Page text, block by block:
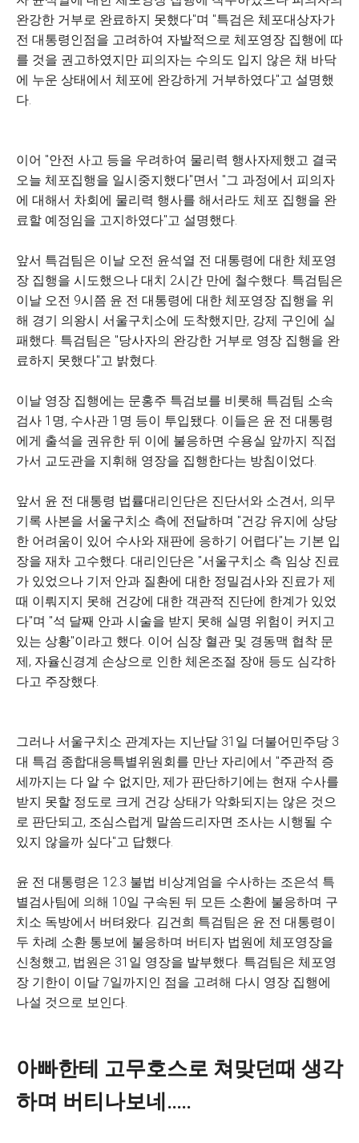
완강한 거부로 완료하지 못했다"며 "특검은 체포대상자가
전 대통령인점을 고려하여 자발적으로 체포영장 집행에 따
를 것을 권고하였지만 피의자는 수의도 입지 않은 채 바닥
에 누운 상태에서 체포에 완강하게 거부하였다"고 설명했
다.
이어 "안전 사고 등을 우려하여 물리력 행사자제했고 결국
오늘 체포집행을 일시중지했다"면서 "그 과정에서 피의자
에 대해서 차회에 물리력 행사를 해서라도 체포 집행을 완
료할 예정임을 고지하였다"고 설명했다.
앞서 특검팀은 이날 오전 윤석열 전 대통령에 대한 체포영
장 집행을 시도했으나 대치 2시간 만에 철수했다. 특검팀은
이날 오전 9시쯤 윤 전 대통령에 대한 체포영장 집행을 위
해 경기 의왕시 서울구치소에 도착했지만, 강제 구인에 실
패했다. 특검팀은 "당사자의 완강한 거부로 영장 집행을 완
료하지 못했다"고 밝혔다.
이날 영장 집행에는 문홍주 특검보를 비롯해 특검팀 소속
검사 1명, 수사관 1명 등이 투입됐다. 이들은 윤 전 대통령
에게 출석을 권유한 뒤 이에 불응하면 수용실 앞까지 직접
가서 교도관을 지휘해 영장을 집행한다는 방침이었다.
앞서 윤 전 대통령 법률대리인단은 진단서와 소견서, 의무
기록 사본을 서울구치소 측에 전달하며 "건강 유지에 상당
한 어려움이 있어 수사와 재판에 응하기 어렵다"는 기본 입
장을 재차 고수했다. 대리인단은 "서울구치소 측 임상 진료
가 있었으나 기저·안과 질환에 대한 정밀검사와 진료가 제
때 이뤄지지 못해 건강에 대한 객관적 진단에 한계가 있었
다"며 "석 달째 안과 시술을 받지 못해 실명 위험이 커지고
있는 상황"이라고 했다. 이어 심장 혈관 및 경동맥 협착 문
제, 자율신경계 손상으로 인한 체온조절 장애 등도 심각하
다고 주장했다.
그러나 서울구치소 관계자는 지난달 31일 더불어민주당 3
대 특검 종합대응특별위원회를 만난 자리에서 "주관적 증
세까지는 다 알 수 없지만, 제가 판단하기에는 현재 수사를
받지 못할 정도로 크게 건강 상태가 악화되지는 않은 것으
로 판단되고, 조심스럽게 말씀드리자면 조사는 시행될 수
있지 않을까 싶다"고 답했다.
윤 전 대통령은 12.3 불법 비상계엄을 수사하는 조은석 특
별검사팀에 의해 10일 구속된 뒤 모든 소환에 불응하며 구
치소 독방에서 버텨왔다. 김건희 특검팀은 윤 전 대통령이
두 차례 소환 통보에 불응하며 버티자 법원에 체포영장을
신청했고, 법원은 31일 영장을 발부했다. 특검팀은 체포영
장 기한이 이달 7일까지인 점을 고려해 다시 영장 집행에
나설 것으로 보인다.
아빠한테 고무호스로 쳐맞던때 생각
하며 버티나보네.....